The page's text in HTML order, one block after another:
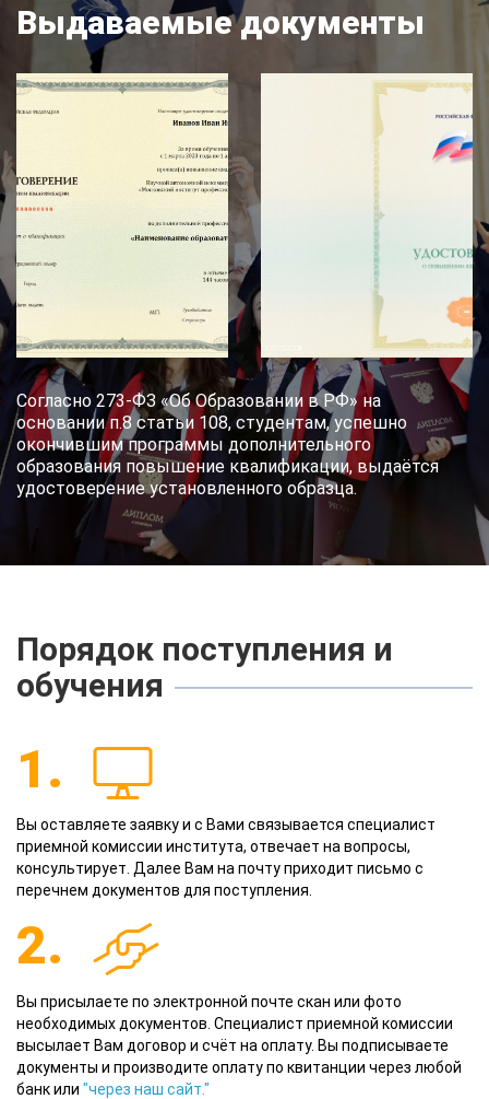
Выдаваемые документы
Согласно 273-ФЗ «Об Образовании в РФ» на
основании п.8 статьи 108, студентам, успешно
окончившим программы дополнительного
образования повышение квалификации, выдаётся
удостоверение установленного образца.
Порядок поступления и
обучения
1.
Вы оставляете заявку и с Вами связывается специалист
приемной комиссии института, отвечает на вопросы,
консультирует. Далее Вам на почту приходит письмо с
перечнем документов для поступления.
2.
Вы присылаете по электронной почте скан или фото
необходимых документов. Специалист приемной комиссии
высылает Вам договор и счёт на оплату. Вы подписываете
документы и производите оплату по квитанции через любой
банк или "через наш сайт."